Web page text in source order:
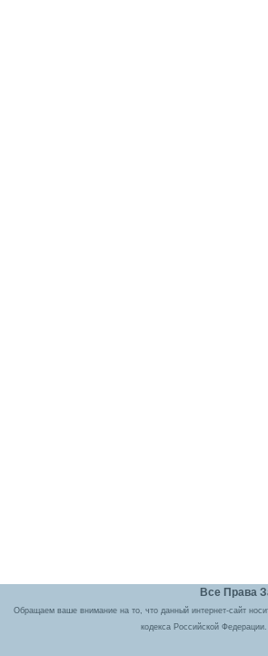
Все Права
Обращаем ваше внимание на то, что данный интернет-сайт
кодекса Российской